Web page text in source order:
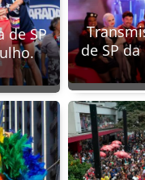
de SP
de SP